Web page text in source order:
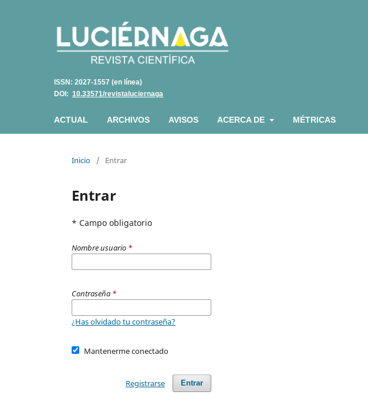
ISSN: 2027-1557 (en línea)
DOI: 10.33571/revistaluciernaga
ACTUAL ARCHIVOS AVISOS ACERCA DE MÉTRICAS
Inicio / Entrar
Entrar
* Campo obligatorio
Nombre usuario *
Contraseña *
¿Has olvidado tu contraseña?
Mantenerme conectado
Entrar
Registrarse